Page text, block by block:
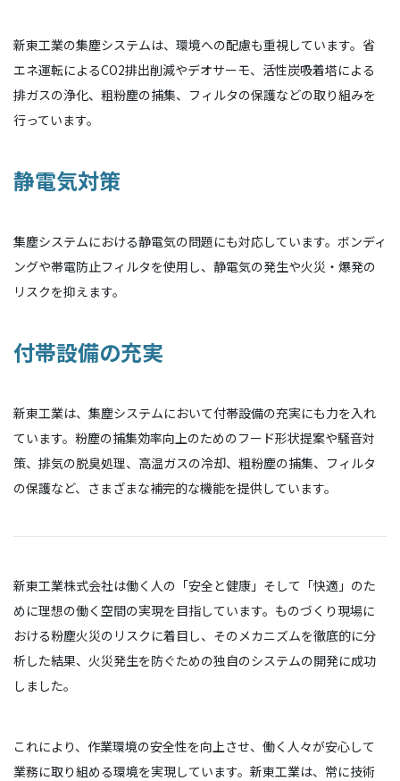
新東工業の集塵システムは、環境への配慮も重視しています。省
エネ運転によるCO2排出削減やデオサーモ、活性炭吸着塔による
排ガスの浄化、粗粉塵の捕集、フィルタの保護などの取り組みを
行っています。
静電気対策
集塵システムにおける静電気の問題にも対応しています。ボンディ
ングや帯電防止フィルタを使用し、静電気の発生や火災・爆発の
リスクを抑えます。
付帯設備の充実
新東工業は、集塵システムにおいて付帯設備の充実にも力を入れ
ています。粉塵の捕集効率向上のためのフード形状提案や騒音対
策、排気の脱臭処理、高温ガスの冷却、粗粉塵の捕集、フィルタ
の保護など、さまざまな補完的な機能を提供しています。
新東工業株式会社は働く人の「安全と健康」そして「快適」のた
めに理想の働く空間の実現を目指しています。ものづくり現場に
おける粉塵火災のリスクに着目し、そのメカニズムを徹底的に分
析した結果、火災発生を防ぐための独自のシステムの開発に成功
しました。
これにより、作業環境の安全性を向上させ、働く人々が安心して
業務に取り組める環境を実現しています。新東工業は、常に技術